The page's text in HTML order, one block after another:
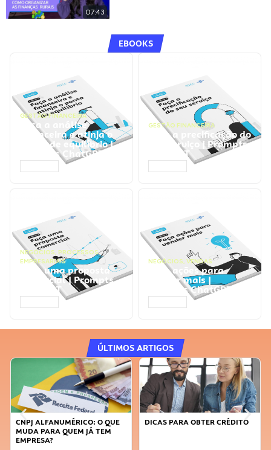
07:43
EBOOKS
GESTÃO FINANCEIRA
Faça a análise
financeira e atinja o
ponto de equilíbrio |
Prompts ChatGPT
GESTÃO FINANCEIRA
Faça a precificação do
seu serviço | Prompts
ChatGPT
NEGÓCIOS, PROCESSOS
EMPRESARIAIS
Faça uma proposta
comercial | Prompts
ChatGPT
NEGÓCIOS, VENDAS
Faça ações para
vender mais |
Prompts ChatGPT
ÚLTIMOS ARTIGOS
DICAS PARA OBTER CRÉDITO
FAÇA A DIFERENÇA: SEJA